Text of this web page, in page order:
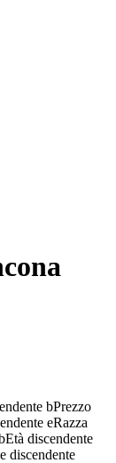
bPrezzo
eRazza
Età discendente
discendente